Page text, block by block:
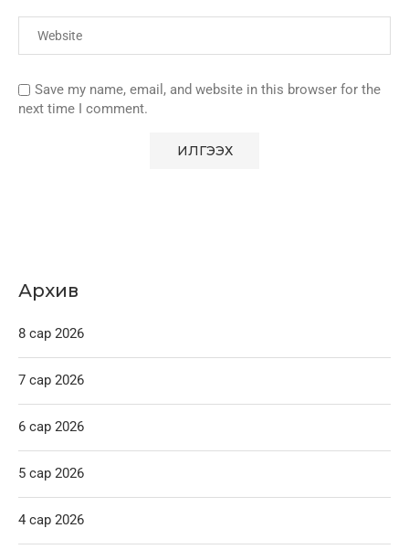
Save my name, email, and website in this browser for the
next time I comment.
Архив
8 сар 2026
7 сар 2026
6 сар 2026
5 сар 2026
4 сар 2026